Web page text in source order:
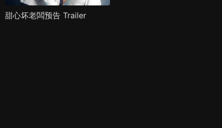
甜心坏老闆预告 Trailer